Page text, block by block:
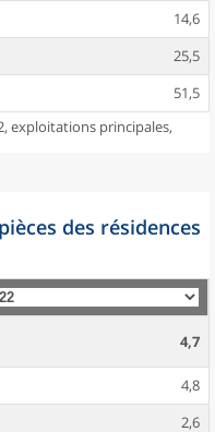
14,6
25,5
51,5
exploitations principales,
des résidences
4,7
4,8
2,6